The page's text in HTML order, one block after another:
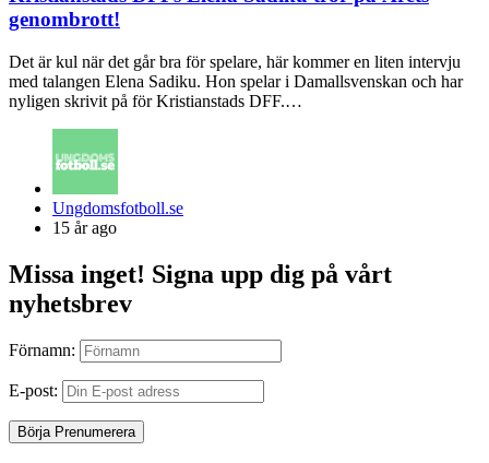
genombrott!
Det är kul när det går bra för spelare, här kommer en liten intervju
med talangen Elena Sadiku. Hon spelar i Damallsvenskan och har
nyligen skrivit på för Kristianstads DFF.…
Posted
by
Ungdomsfotboll.se
15 år ago
Missa inget! Signa upp dig på vårt
nyhetsbrev
Förnamn:
E-post: